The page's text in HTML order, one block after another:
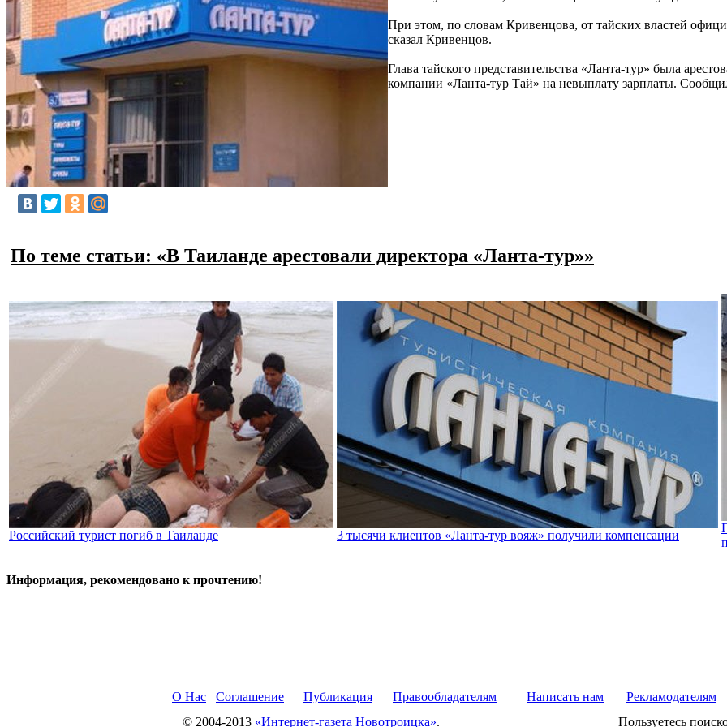
При этом, по словам Кривенцова, от тайских властей
сказал Кривенцов.
Глава тайского представительства «Ланта-тур» была
компании «Ланта-тур Тай» на невыплату зарплаты.
По теме статьи: «В Таиланде арестовали директора «Ланта-тур»»
Российский турист погиб в Таиланде 3 тысячи клиентов «Ланта-тур вояж» получили компенсации
Информация, рекомендовано к прочтению!
О Нас Соглашение Публикация Правообладателям Написать нам
Рекламодателям
© 2004-2013 «Интернет-газета Новотроицка». Пользуетесь